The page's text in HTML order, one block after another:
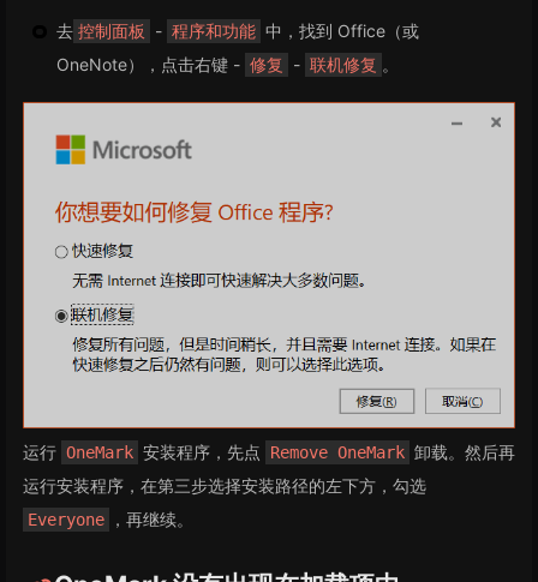
去 控制面板 - 程序和功能 中，找到 Office（或
OneNote），点击右键 - 修复 - 联机修复 。
运行 OneMark 安装程序，先点 Remove OneMark 卸载。然后再
运行安装程序，在第三步选择安装路径的左下方，勾选
Everyone ，再继续。